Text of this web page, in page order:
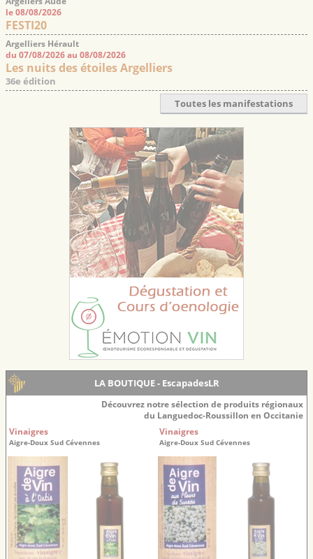
le 08/08/2026
FESTI20
Argelliers Hérault
du 07/08/2026 au 08/08/2026
Les nuits des étoiles Argelliers
36e édition
Toutes les manifestations
LA BOUTIQUE - EscapadesLR
Découvrez notre sélection de produits régionaux
du Languedoc-Roussillon en Occitanie
Vinaigres
Aigre-Doux Sud Cévennes
Vinaigres
Aigre-Doux Sud Cévennes